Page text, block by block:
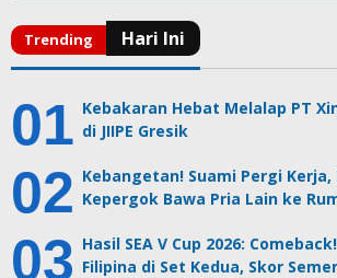
Kebakaran Hebat Melalap PT
di JIIPE Gresik
Kebangetan! Suami Pergi
Kepergok Bawa Pria Lain ke
Hasil SEA V Cup 2026:
Filipina di Set Kedua, Skor